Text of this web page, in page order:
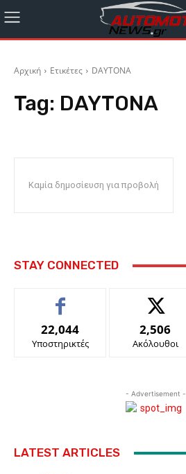
Αρχική Ετικέτες DAYTONA
Tag: DAYTONA
Καμία δημοσίευση για προβολή
STAY CONNECTED
22,044
Υποστηρικτές
2,506
Ακόλουθοι
- Advertisement -
LATEST ARTICLES